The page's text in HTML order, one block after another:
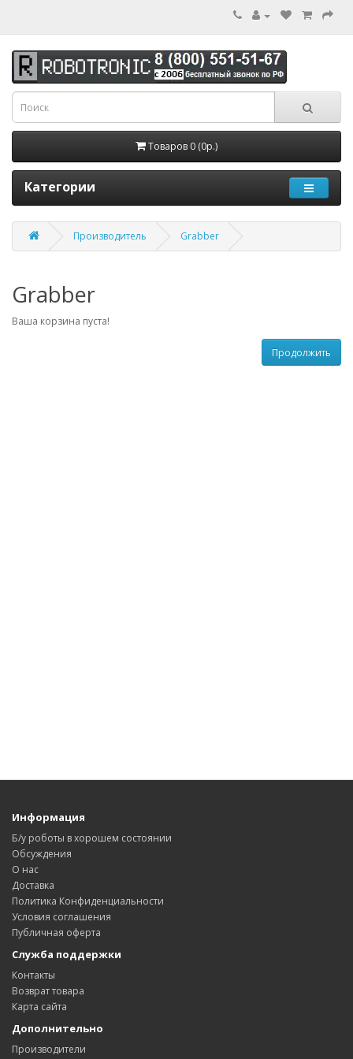
Товаров 0 (0р.)
Категории
Производитель Grabber
Grabber
Ваша корзина пуста!
Продолжить
Информация
Б/у роботы в хорошем состоянии
Обсуждения
О нас
Доставка
Политика Конфиденциальности
Условия соглашения
Публичная оферта
Служба поддержки
Контакты
Возврат товара
Карта сайта
Дополнительно
Производители